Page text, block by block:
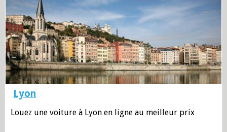
Lyon
Louez une voiture à Lyon en ligne au meilleur prix